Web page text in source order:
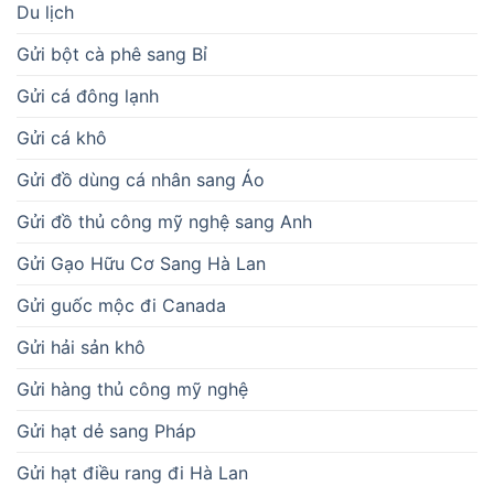
Du lịch
Gửi bột cà phê sang Bỉ
Gửi cá đông lạnh
Gửi cá khô
Gửi đồ dùng cá nhân sang Áo
Gửi đồ thủ công mỹ nghệ sang Anh
Gửi Gạo Hữu Cơ Sang Hà Lan
Gửi guốc mộc đi Canada
Gửi hải sản khô
Gửi hàng thủ công mỹ nghệ
Gửi hạt dẻ sang Pháp
Gửi hạt điều rang đi Hà Lan